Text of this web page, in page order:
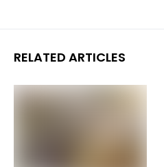
RELATED ARTICLES